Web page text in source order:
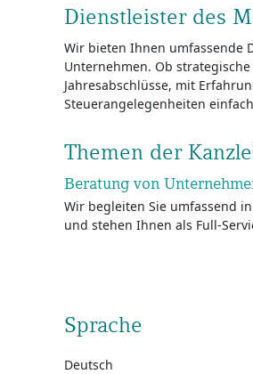
Dienstleister des
Wir bieten Ihnen umfassende
Unternehmen. Ob
Jahresabschlüsse, mit
Steuerangelegenheiten
Themen der
Beratung von
Wir begleiten Sie umfassend
und stehen Ihnen als Full-
Sprache
Deutsch